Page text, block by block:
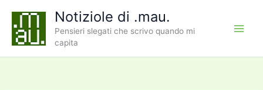
contenuto
Notiziole di .mau.
Pensieri slegati che scrivo quando mi
capita